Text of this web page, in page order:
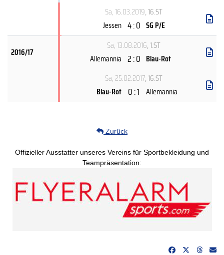
Sa, 16.03.2019, 16.ST
Jessen 4 : 0 SG P/E
2016/17
Sa, 13.08.2016, 1.ST
Allemannia 2 : 0 Blau-Rot
Sa, 25.02.2017, 16.ST
Blau-Rot 0 : 1 Allemannia
Zurück
Offizieller Ausstatter unseres Vereins für Sportbekleidung und
Teampräsentation: